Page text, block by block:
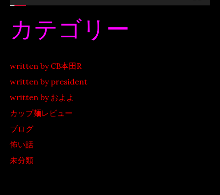
カテゴリー
written by CB本田R
written by president
written by およよ
カップ麺レビュー
ブログ
怖い話
未分類